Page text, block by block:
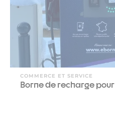
COMMERCE ET SERVICE
Borne de recharge pour